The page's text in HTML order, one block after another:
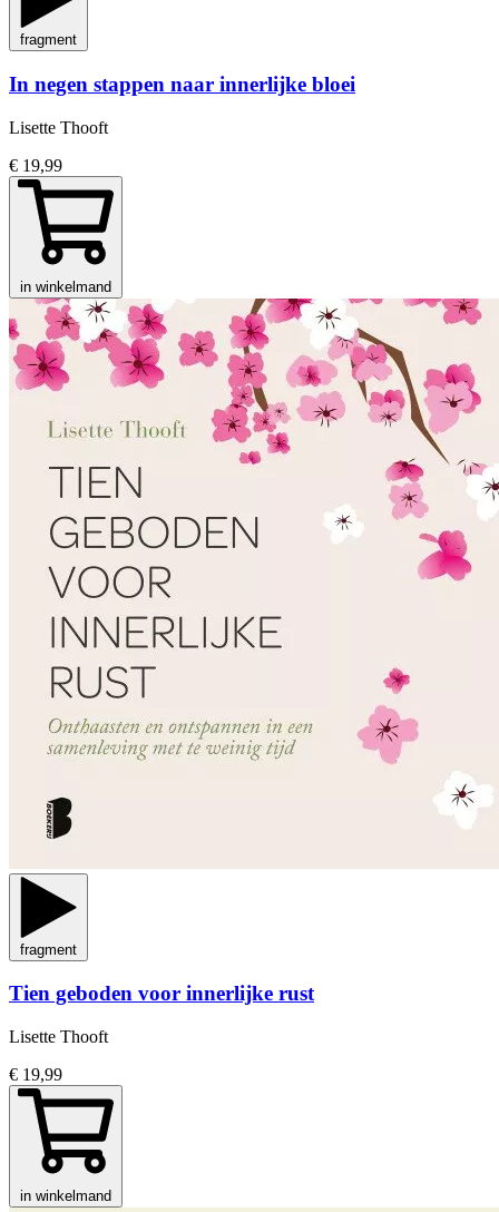
fragment
In negen stappen naar innerlijke bloei
Lisette Thooft
€ 19,99
in winkelmand
fragment
Tien geboden voor innerlijke rust
Lisette Thooft
€ 19,99
in winkelmand